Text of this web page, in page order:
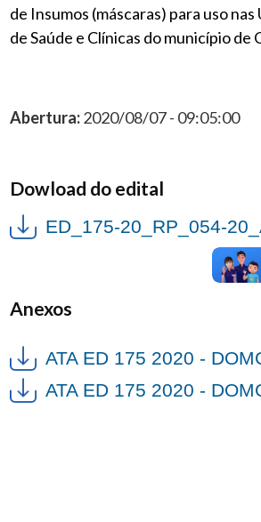
de Insumos (máscaras) para uso nas
de Saúde e Clínicas do município de
Abertura:2020/08/07 - 09:05:00
Dowload do edital
ED_175-20_RP_054-
Anexos
ATA ED 175 2020 -
ATA ED 175 2020 -